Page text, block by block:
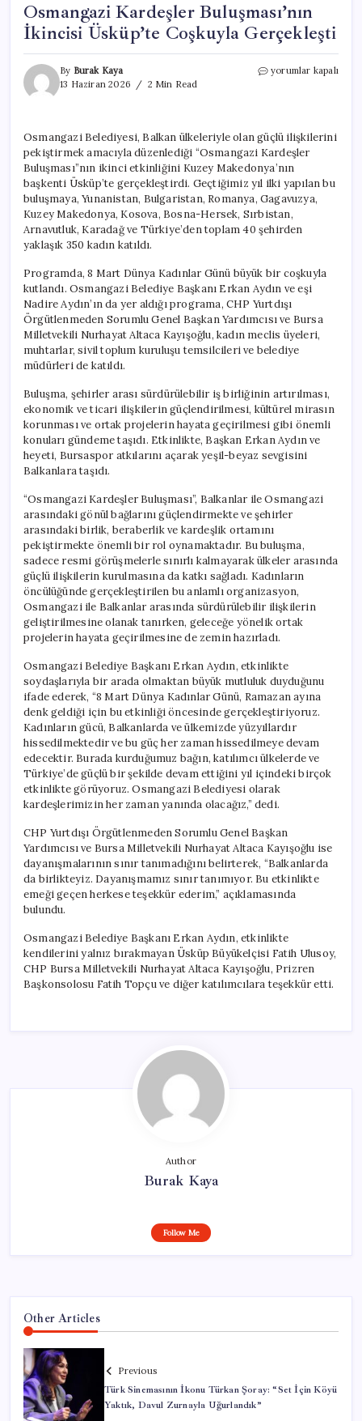
Osmangazi Kardeşler Buluşması’nın
İkincisi Üsküp’te Coşkuyla Gerçekleşti
By Burak Kaya
13 Haziran 2026
2 Min Read
Osmangazi
Coşkuyla
Gerçekleşti
için
yorumlar kapalı
Osmangazi Belediyesi, Balkan ülkeleriyle olan güçlü ilişkilerini
pekiştirmek amacıyla düzenlediği “Osmangazi Kardeşler
Buluşması”nın ikinci etkinliğini Kuzey Makedonya’nın
başkenti Üsküp’te gerçekleştirdi. Geçtiğimiz yıl ilki yapılan bu
buluşmaya, Yunanistan, Bulgaristan, Romanya, Gagavuzya,
Kuzey Makedonya, Kosova, Bosna-Hersek, Sırbistan,
Arnavutluk, Karadağ ve Türkiye’den toplam 40 şehirden
yaklaşık 350 kadın katıldı.
Programda, 8 Mart Dünya Kadınlar Günü büyük bir coşkuyla
kutlandı. Osmangazi Belediye Başkanı Erkan Aydın ve eşi
Nadire Aydın’ın da yer aldığı programa, CHP Yurtdışı
Örgütlenmeden Sorumlu Genel Başkan Yardımcısı ve Bursa
Milletvekili Nurhayat Altaca Kayışoğlu, kadın meclis üyeleri,
muhtarlar, sivil toplum kuruluşu temsilcileri ve belediye
müdürleri de katıldı.
Buluşma, şehirler arası sürdürülebilir iş birliğinin artırılması,
ekonomik ve ticari ilişkilerin güçlendirilmesi, kültürel mirasın
korunması ve ortak projelerin hayata geçirilmesi gibi önemli
konuları gündeme taşıdı. Etkinlikte, Başkan Erkan Aydın ve
heyeti, Bursaspor atkılarını açarak yeşil-beyaz sevgisini
Balkanlara taşıdı.
“Osmangazi Kardeşler Buluşması”, Balkanlar ile Osmangazi
arasındaki gönül bağlarını güçlendirmekte ve şehirler
arasındaki birlik, beraberlik ve kardeşlik ortamını
pekiştirmekte önemli bir rol oynamaktadır. Bu buluşma,
sadece resmi görüşmelerle sınırlı kalmayarak ülkeler arasında
güçlü ilişkilerin kurulmasına da katkı sağladı. Kadınların
öncülüğünde gerçekleştirilen bu anlamlı organizasyon,
Osmangazi ile Balkanlar arasında sürdürülebilir ilişkilerin
geliştirilmesine olanak tanırken, geleceğe yönelik ortak
projelerin hayata geçirilmesine de zemin hazırladı.
Osmangazi Belediye Başkanı Erkan Aydın, etkinlikte
soydaşlarıyla bir arada olmaktan büyük mutluluk duyduğunu
ifade ederek, “8 Mart Dünya Kadınlar Günü, Ramazan ayına
denk geldiği için bu etkinliği öncesinde gerçekleştiriyoruz.
Kadınların gücü, Balkanlarda ve ülkemizde yüzyıllardır
hissedilmektedir ve bu güç her zaman hissedilmeye devam
edecektir. Burada kurduğumuz bağın, katılımcı ülkelerde ve
Türkiye’de güçlü bir şekilde devam ettiğini yıl içindeki birçok
etkinlikte görüyoruz. Osmangazi Belediyesi olarak
kardeşlerimizin her zaman yanında olacağız,” dedi.
CHP Yurtdışı Örgütlenmeden Sorumlu Genel Başkan
Yardımcısı ve Bursa Milletvekili Nurhayat Altaca Kayışoğlu ise
dayanışmalarının sınır tanımadığını belirterek, “Balkanlarda
da birlikteyiz. Dayanışmamız sınır tanımıyor. Bu etkinlikte
emeği geçen herkese teşekkür ederim,” açıklamasında
bulundu.
Osmangazi Belediye Başkanı Erkan Aydın, etkinlikte
kendilerini yalnız bırakmayan Üsküp Büyükelçisi Fatih Ulusoy,
CHP Bursa Milletvekili Nurhayat Altaca Kayışoğlu, Prizren
Başkonsolosu Fatih Topçu ve diğer katılımcılara teşekkür etti.
Author
Burak Kaya
Follow Me
Other Articles
Previous
Türk Sinemasının İkonu Türkan Şoray: “Set İçin Köyü
Yaktık, Davul Zurnayla Uğurlandık”